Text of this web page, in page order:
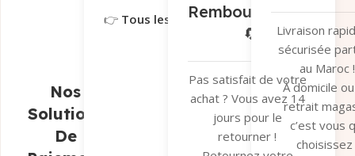
Nos
Solutions
De
👉 Tous les détails iciRemboursement
🔄
Pas satisfait de votre
achat ? Vous avez 14
jours pour le
retourner !
colis.
👉Tous les
ici
Livraison
sécurisée
au Maroc !
À domicile
retrait
c’est vous
choisissez